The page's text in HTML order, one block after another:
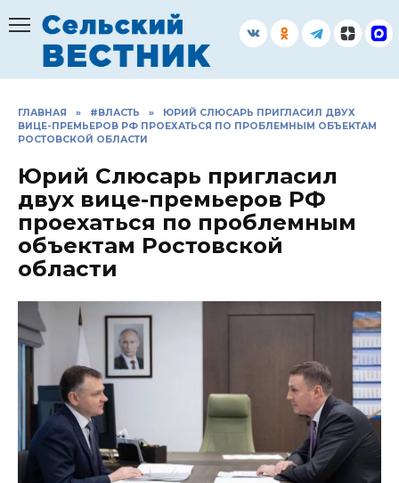
содержанию
ГЛАВНАЯ » #ВЛАСТЬ »
ЮРИЙ СЛЮСАРЬ ПРИГЛАСИЛ ДВУХ
ВИЦЕ-ПРЕМЬЕРОВ РФ ПРОЕХАТЬСЯ ПО ПРОБЛЕМНЫМ ОБЪЕКТАМ
РОСТОВСКОЙ ОБЛАСТИ
Юрий Слюсарь пригласил
двух вице-премьеров РФ
проехаться по проблемным
объектам Ростовской
области